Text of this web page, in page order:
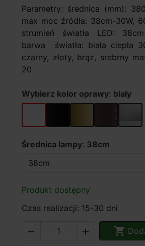
Parametry: średnica (mm):
max moc źródła: 38cm-30W,
strumień światła LED:
barwa światła: biała ciepła
czarny, złoty, brąz, srebrny
20
Wybierz kolor oprawy: biały
biały czarnyzłoty brązowysrebrny
Średnica lampy: 38cm
Produkt dostępny
Czas realizacji: 15-30 dni
  